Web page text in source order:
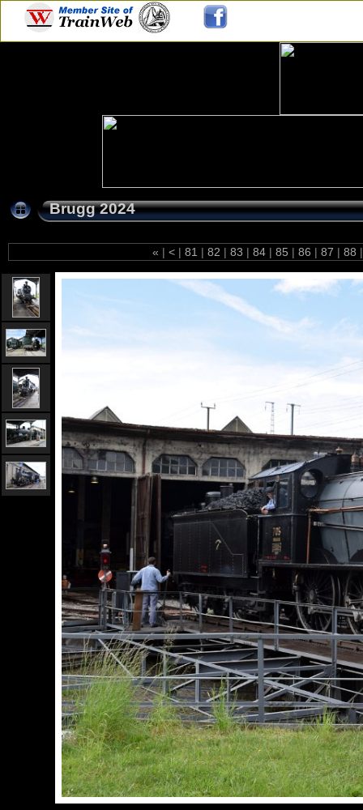
Brugg 2024
« | < | 81 | 82 | 83 | 84 | 85 | 86 | 87 | 88 |